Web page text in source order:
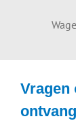
Vragen